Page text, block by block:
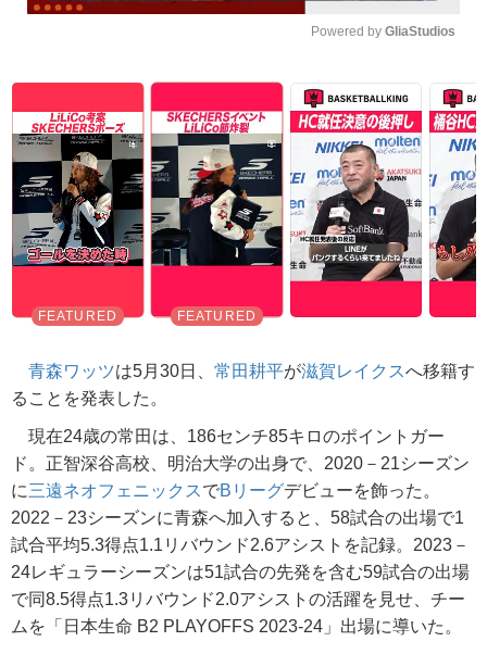
Powered by GliaStudios
青森ワッツは5月30日、 常田耕平が滋賀レイクスへ移籍す
ることを発表した。
現在24歳の常田は、186センチ85キロのポイントガー
ド。正智深谷高校、明治大学の出身で、2020－21シーズン
に三遠ネオフェニックスでBリーグデビューを飾った。
2022－23シーズンに青森へ加入すると、58試合の出場で1
試合平均5.3得点1.1リバウンド2.6アシストを記録。2023－
24レギュラーシーズンは51試合の先発を含む59試合の出場
で同8.5得点1.3リバウンド2.0アシストの活躍を見せ、チー
ムを「日本生命 B2 PLAYOFFS 2023-24」出場に導いた。